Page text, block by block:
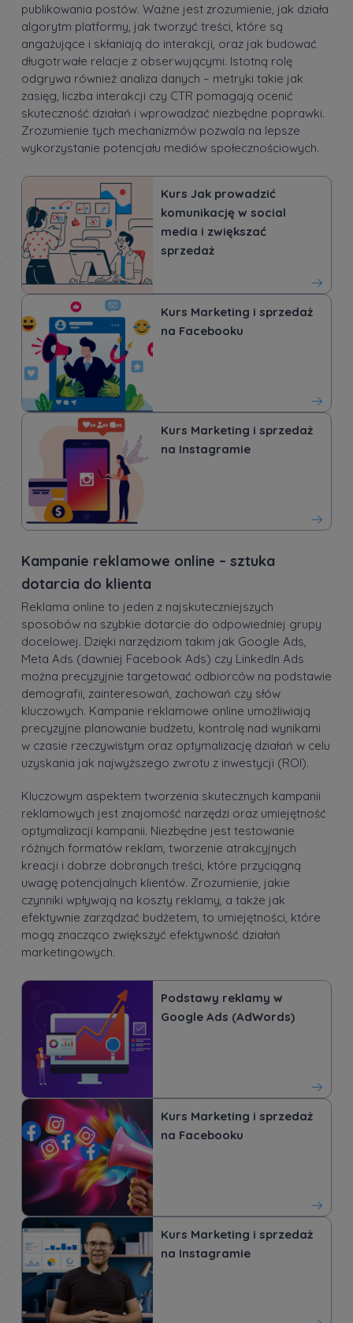
publikowania postów. Ważne jest zrozumienie, jak działa
algorytm platformy, jak tworzyć treści, które są
angażujące i skłaniają do interakcji, oraz jak budować
długotrwałe relacje z obserwującymi. Istotną rolę
odgrywa również analiza danych – metryki takie jak
zasięg, liczba interakcji czy CTR pomagają ocenić
skuteczność działań i wprowadzać niezbędne poprawki.
Zrozumienie tych mechanizmów pozwala na lepsze
wykorzystanie potencjału mediów społecznościowych.
Kurs Jak prowadzić
komunikację w social
media i zwiększać
sprzedaż
Kurs Marketing i sprzedaż
na Facebooku
Kurs Marketing i sprzedaż
na Instagramie
Kampanie reklamowe online – sztuka
dotarcia do klienta
Reklama online to jeden z najskuteczniejszych
sposobów na szybkie dotarcie do odpowiedniej grupy
docelowej. Dzięki narzędziom takim jak Google Ads,
Meta Ads (dawniej Facebook Ads) czy LinkedIn Ads
można precyzyjnie targetować odbiorców na podstawie
demografii, zainteresowań, zachowań czy słów
kluczowych. Kampanie reklamowe online umożliwiają
precyzyjne planowanie budżetu, kontrolę nad wynikami
w czasie rzeczywistym oraz optymalizację działań w celu
uzyskania jak najwyższego zwrotu z inwestycji (ROI).
Kluczowym aspektem tworzenia skutecznych kampanii
reklamowych jest znajomość narzędzi oraz umiejętność
optymalizacji kampanii. Niezbędne jest testowanie
różnych formatów reklam, tworzenie atrakcyjnych
kreacji i dobrze dobranych treści, które przyciągną
uwagę potencjalnych klientów. Zrozumienie, jakie
czynniki wpływają na koszty reklamy, a także jak
efektywnie zarządzać budżetem, to umiejętności, które
mogą znacząco zwiększyć efektywność działań
marketingowych.
Podstawy reklamy w
Google Ads (AdWords)
Kurs Marketing i sprzedaż
na Facebooku
Kurs Marketing i sprzedaż
na Instagramie